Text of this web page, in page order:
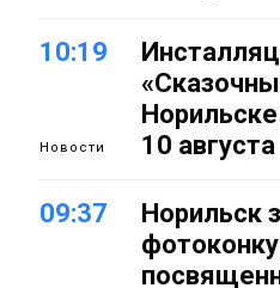
10:19
Новости
10 августа
09:37
Норильск